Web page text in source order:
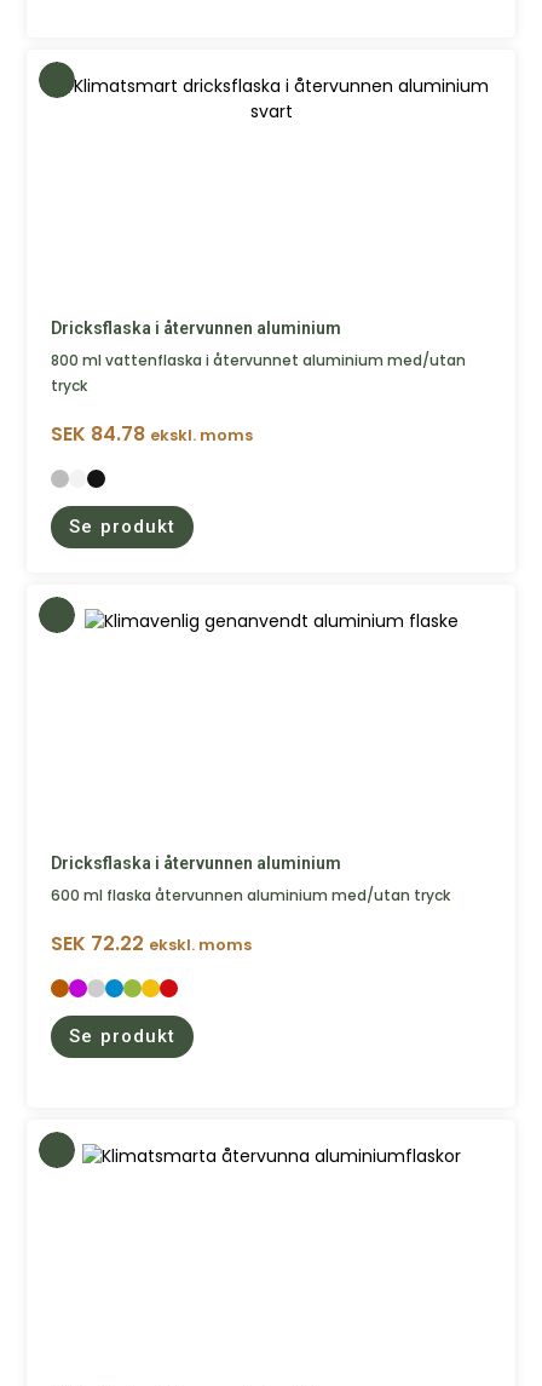
Dricksflaska i återvunnen aluminium
800 ml vattenflaska i återvunnet aluminium med/utan
tryck
SEK 84.78 ekskl. moms
Se produkt
Dricksflaska i återvunnen aluminium
600 ml flaska återvunnen aluminium med/utan tryck
SEK 72.22 ekskl. moms
Se produkt